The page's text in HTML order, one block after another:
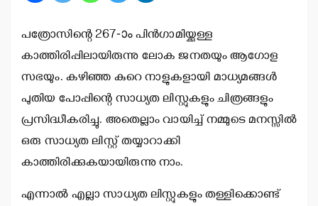
പത്രോസിന്റെ 267-ാം പിന്‍ഗാമിയ്ക്കുള്ള
കാത്തിരിപ്പിലായിരുന്നു ലോക ജനതയും ആഗോള
സഭയും. കഴിഞ്ഞ കുറെ നാളുകളായി മാധ്യമങ്ങള്‍
പുതിയ പോപ്പിന്റെ സാധ്യത ലിസ്റ്റുകളും ചിത്രങ്ങളും
പ്രസിദ്ധീകരിച്ചു. അതെല്ലാം വായിച്ച് നമ്മുടെ മനസ്സില്‍
ഒരു സാധ്യത ലിസ്റ്റ് തയ്യാറാക്കി
കാത്തിരിക്കുകയായിരുന്നു നാം.
എന്നാല്‍ എല്ലാ സാധ്യത ലിസ്റ്റുകളും തള്ളിക്കൊണ്ട്